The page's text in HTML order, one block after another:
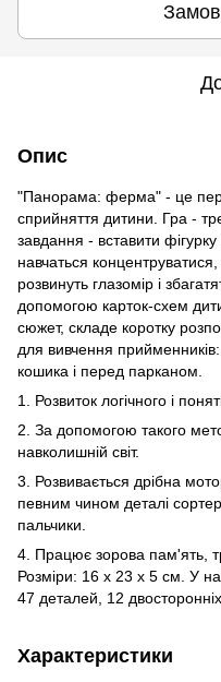
Опис
"Панорама: ферма" - це
сприйняття дитини. Гра -
завдання - вставити
навчаться концентруватися,
розвинуть глазомір і
допомогою карток-схем
сюжет, складе коротку
для вивчення
кошика і перед парканом.
1. Розвиток логічного і
2. За допомогою такого
навколишній світ.
3. Розвивається дрібна
певним чином деталі
пальчики.
4. Працює зорова пам'ять,
Розміри: 16 х 23 х 5 см. У
47 деталей, 12
Характеристики